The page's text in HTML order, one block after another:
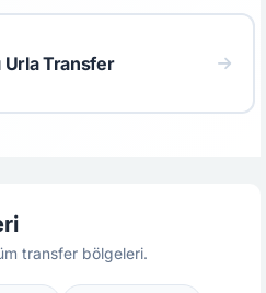
Urla Transfer
transfer bölgeleri.